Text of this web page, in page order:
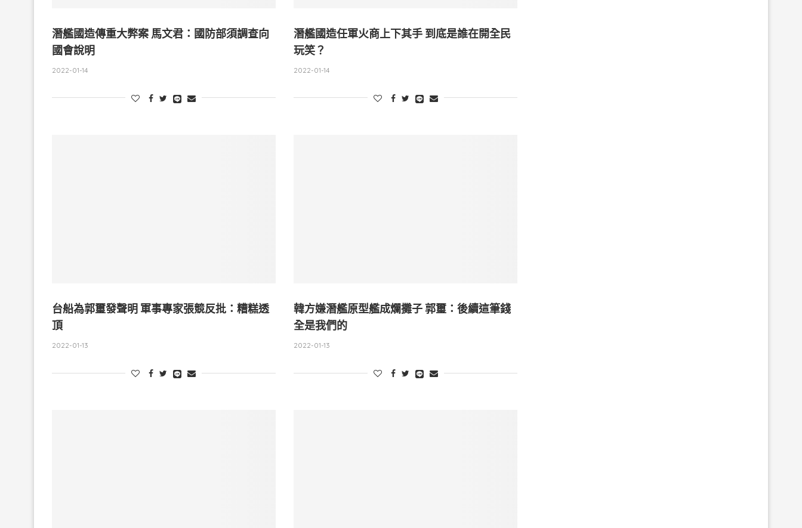
潛艦國造傳重大弊案 馬文君：國防部須調查向
國會說明
2022-01-14
潛艦國造任軍火商上下其手 到底是誰在開全民
玩笑？
2022-01-14
台船為郭璽發聲明 軍事專家張競反批：糟糕透
頂
2022-01-13
韓方嫌潛艦原型艦成爛攤子 郭璽：後續這筆錢
全是我們的
2022-01-13